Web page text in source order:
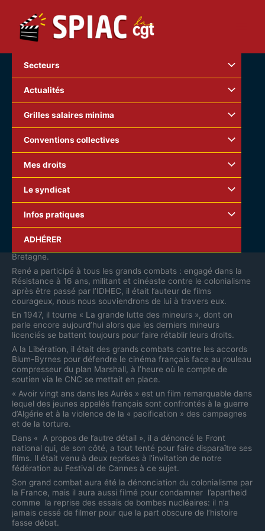
contenu
Secteurs
Actualités
Grilles salaires minima
Conventions collectives
Mes droits
Le syndicat
Infos pratiques
ADHÉRER
Bretagne.
René a participé à tous les grands combats : engagé dans la
Résistance à 16 ans, militant et cinéaste contre le colonialisme
après être passé par l’IDHEC, il était l’auteur de films
courageux, nous nous souviendrons de lui à travers eux.
En 1947, il tourne « La grande lutte des mineurs », dont on
parle encore aujourd’hui alors que les derniers mineurs
licenciés se battent toujours pour faire rétablir leurs droits.
A la Libération, il était des grands combats contre les accords
Blum-Byrnes pour défendre le cinéma français face au rouleau
compresseur du plan Marshall, à l’heure où le compte de
soutien via le CNC se mettait en place.
« Avoir vingt ans dans les Aurès » est un film remarquable dans
lequel des jeunes appelés français sont confrontés à la guerre
d’Algérie et à la violence de la « pacification » des campagnes
et de la torture.
Dans « A propos de l’autre détail », il a dénoncé le Front
national qui, de son côté, a tout tenté pour faire disparaître ses
films. Il était venu à deux reprises à l’invitation de notre
fédération au Festival de Cannes à ce sujet.
Son grand combat aura été la dénonciation du colonialisme par
la France, mais il aura aussi filmé pour condamner l’apartheid
comme la reprise des essais de bombes nucléaires: il n’a
jamais cessé de filmer pour que la part obscure de l’histoire
fasse débat.